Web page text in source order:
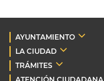
AYUNTAMIENTO
LA CIUDAD
TRÁMITES